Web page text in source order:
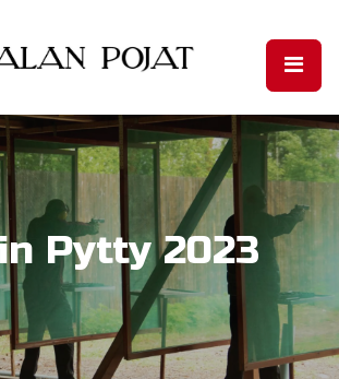
Pytty 2023